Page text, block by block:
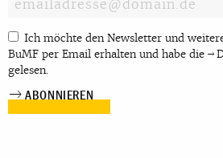
Ich möchte den Newsletter und
BuMF per Email erhalten und habe die
gelesen.